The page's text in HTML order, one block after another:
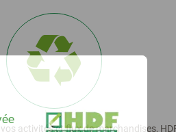
activités et flux de marchandises,